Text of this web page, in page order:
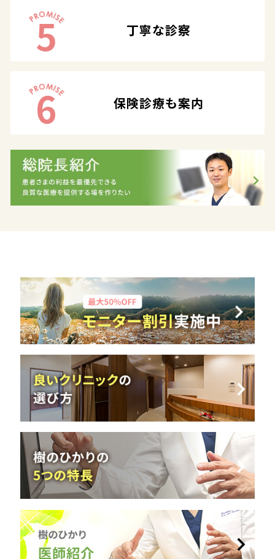
5 丁寧な診察
6 保険診療も案内